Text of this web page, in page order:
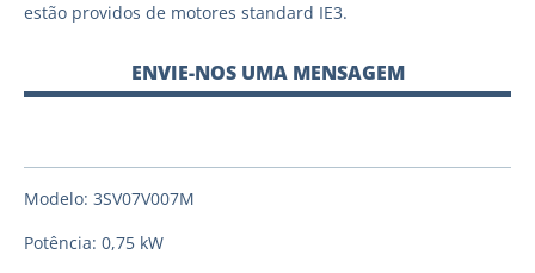
estão providos de motores standard IE3.
ENVIE-NOS UMA MENSAGEM
Modelo: 3SV07V007M
Potência: 0,75 kW